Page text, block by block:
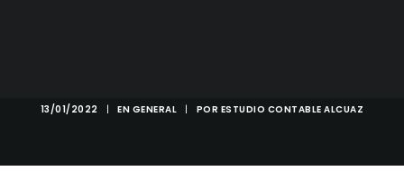
13/01/2022 | EN GENERAL | POR ESTUDIO CONTABLE ALCUAZ